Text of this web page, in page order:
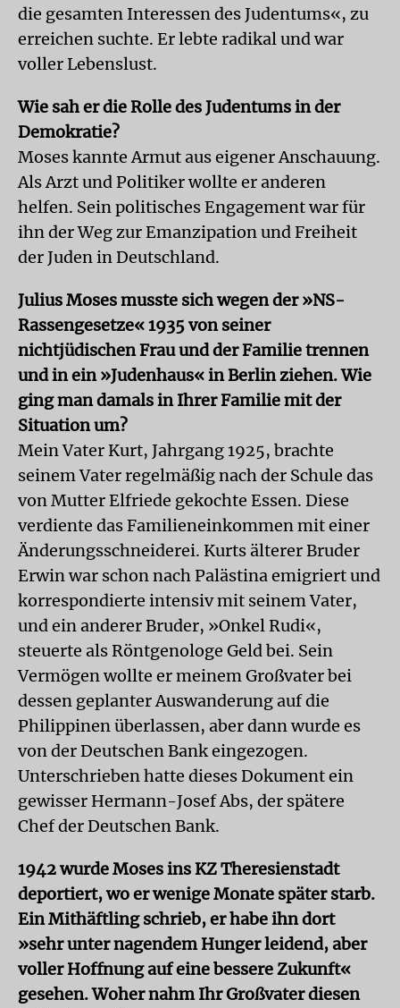
die gesamten Interessen des Judentums«, zu
erreichen suchte. Er lebte radikal und war
voller Lebenslust.
Wie sah er die Rolle des Judentums in der
Demokratie?
Moses kannte Armut aus eigener Anschauung.
Als Arzt und Politiker wollte er anderen
helfen. Sein politisches Engagement war für
ihn der Weg zur Emanzipation und Freiheit
der Juden in Deutschland.
Julius Moses musste sich wegen der »NS-
Rassengesetze« 1935 von seiner
nichtjüdischen Frau und der Familie trennen
und in ein »Judenhaus« in Berlin ziehen. Wie
ging man damals in Ihrer Familie mit der
Situation um?
Mein Vater Kurt, Jahrgang 1925, brachte
seinem Vater regelmäßig nach der Schule das
von Mutter Elfriede gekochte Essen. Diese
verdiente das Familieneinkommen mit einer
Änderungsschneiderei. Kurts älterer Bruder
Erwin war schon nach Palästina emigriert und
korrespondierte intensiv mit seinem Vater,
und ein anderer Bruder, »Onkel Rudi«,
steuerte als Röntgenologe Geld bei. Sein
Vermögen wollte er meinem Großvater bei
dessen geplanter Auswanderung auf die
Philippinen überlassen, aber dann wurde es
von der Deutschen Bank eingezogen.
Unterschrieben hatte dieses Dokument ein
gewisser Hermann-Josef Abs, der spätere
Chef der Deutschen Bank.
1942 wurde Moses ins KZ Theresienstadt
deportiert, wo er wenige Monate später starb.
Ein Mithäftling schrieb, er habe ihn dort
»sehr unter nagendem Hunger leidend, aber
voller Hoffnung auf eine bessere Zukunft«
gesehen. Woher nahm Ihr Großvater diesen